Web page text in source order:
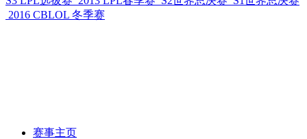
2016 CBLOL 冬季赛
赛事主页